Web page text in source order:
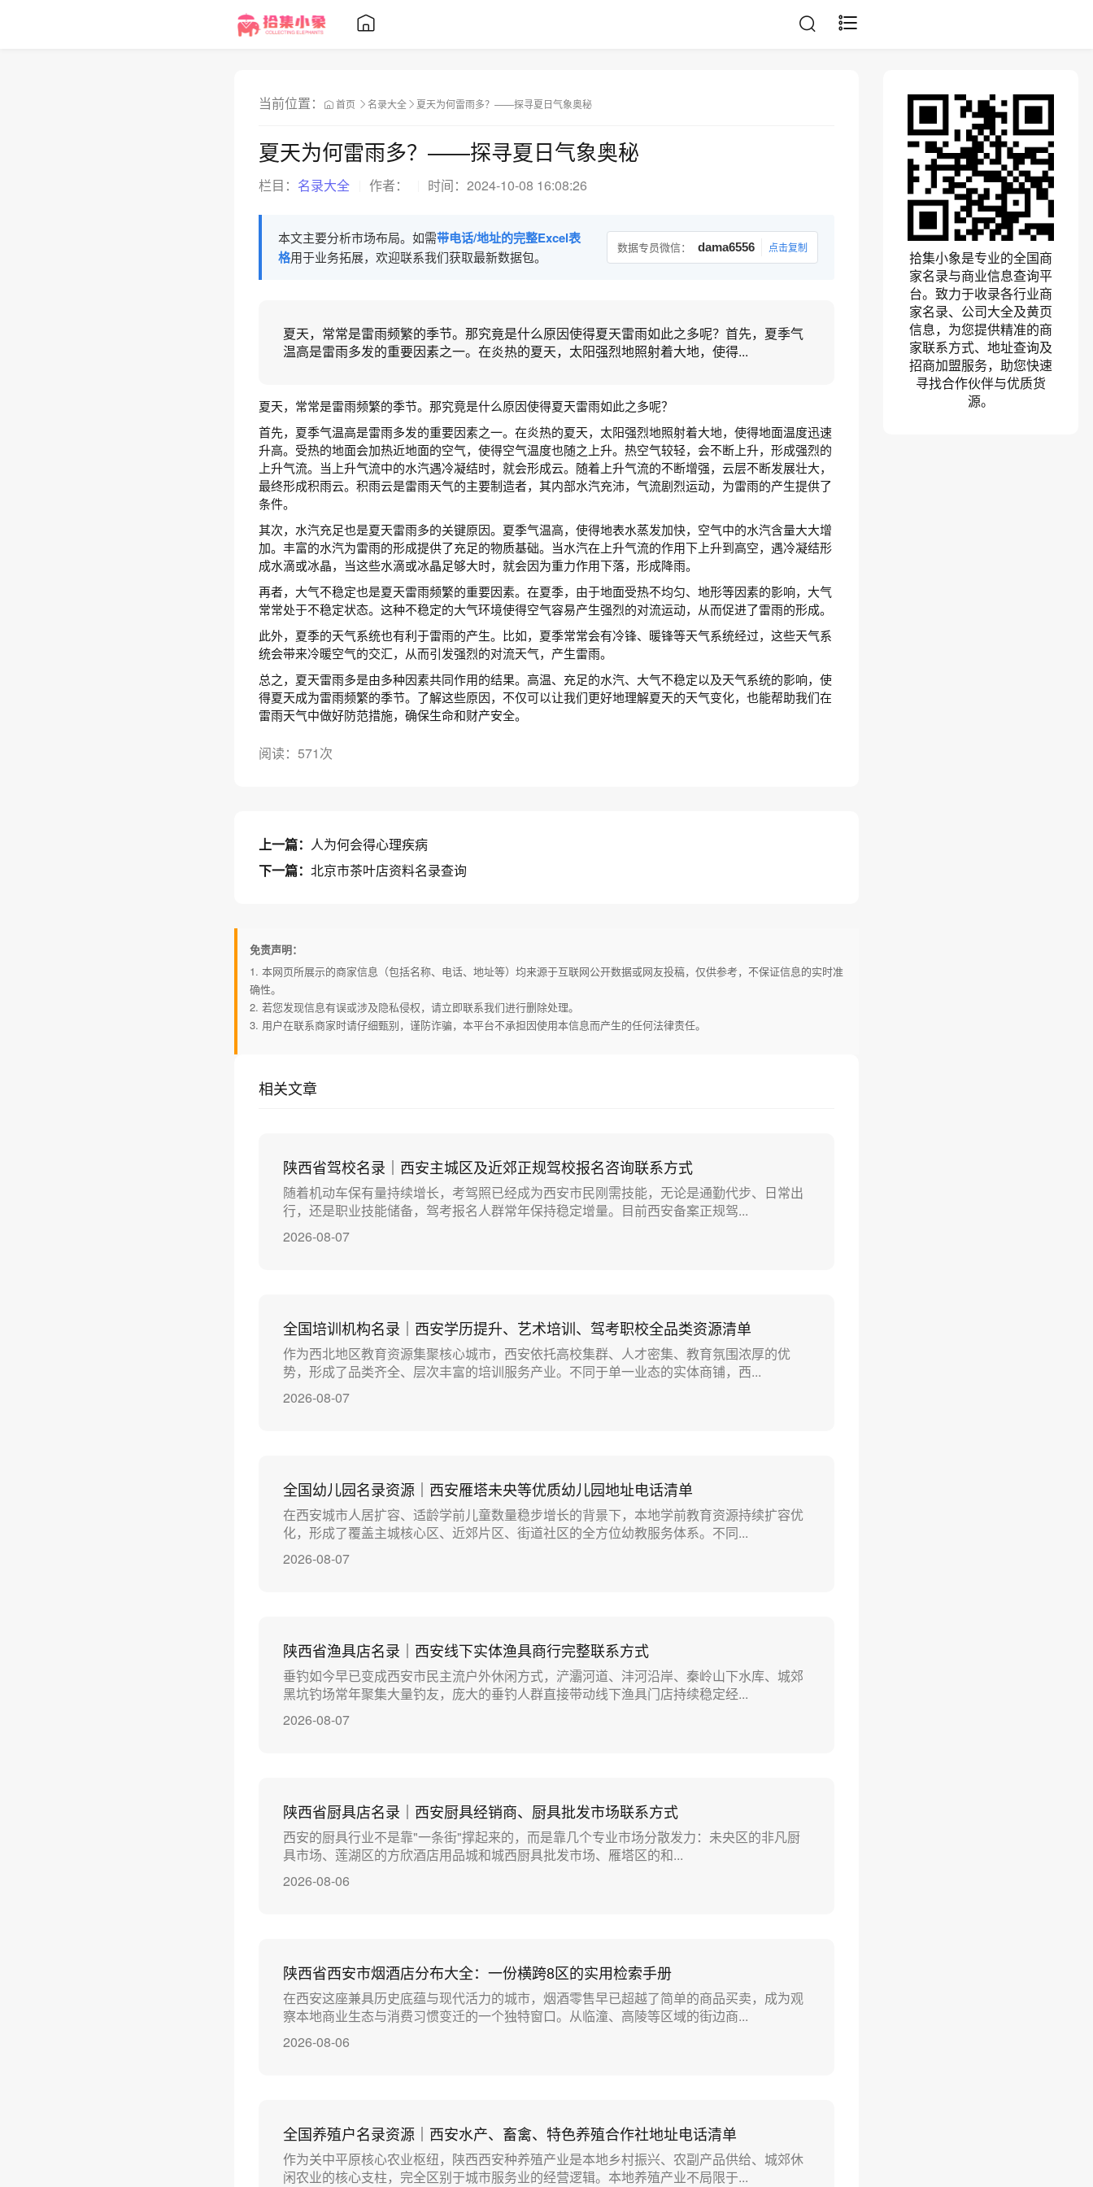
当前位置： 首页 名录大全 夏天为何雷雨多？——探寻夏日气象奥秘
夏天为何雷雨多？——探寻夏日气象奥秘
栏目： 名录大全 作者： 时间： 2024-10-08 16:08:26
本文主要分析市场布局。如需带电话/地址的完整Excel表
格用于业务拓展，欢迎联系我们获取最新数据包。
数据专员微信： dama6556 点击复制
夏天，常常是雷雨频繁的季节。那究竟是什么原因使得夏天雷雨如此之多呢？首先，夏季气
温高是雷雨多发的重要因素之一。在炎热的夏天，太阳强烈地照射着大地，使得...
夏天，常常是雷雨频繁的季节。那究竟是什么原因使得夏天雷雨如此之多呢？
首先，夏季气温高是雷雨多发的重要因素之一。在炎热的夏天，太阳强烈地照射着大地，使得地面温度迅速
升高。受热的地面会加热近地面的空气，使得空气温度也随之上升。热空气较轻，会不断上升，形成强烈的
上升气流。当上升气流中的水汽遇冷凝结时，就会形成云。随着上升气流的不断增强，云层不断发展壮大，
最终形成积雨云。积雨云是雷雨天气的主要制造者，其内部水汽充沛，气流剧烈运动，为雷雨的产生提供了
条件。
其次，水汽充足也是夏天雷雨多的关键原因。夏季气温高，使得地表水蒸发加快，空气中的水汽含量大大增
加。丰富的水汽为雷雨的形成提供了充足的物质基础。当水汽在上升气流的作用下上升到高空，遇冷凝结形
成水滴或冰晶，当这些水滴或冰晶足够大时，就会因为重力作用下落，形成降雨。
再者，大气不稳定也是夏天雷雨频繁的重要因素。在夏季，由于地面受热不均匀、地形等因素的影响，大气
常常处于不稳定状态。这种不稳定的大气环境使得空气容易产生强烈的对流运动，从而促进了雷雨的形成。
此外，夏季的天气系统也有利于雷雨的产生。比如，夏季常常会有冷锋、暖锋等天气系统经过，这些天气系
统会带来冷暖空气的交汇，从而引发强烈的对流天气，产生雷雨。
总之，夏天雷雨多是由多种因素共同作用的结果。高温、充足的水汽、大气不稳定以及天气系统的影响，使
得夏天成为雷雨频繁的季节。了解这些原因，不仅可以让我们更好地理解夏天的天气变化，也能帮助我们在
雷雨天气中做好防范措施，确保生命和财产安全。
阅读：571次
上一篇： 人为何会得心理疾病
下一篇： 北京市茶叶店资料名录查询
免责声明：
1. 本网页所展示的商家信息（包括名称、电话、地址等）均来源于互联网公开数据或网友投稿，仅供参考，不保证信息的实时准
确性。
2. 若您发现信息有误或涉及隐私侵权，请立即联系我们进行删除处理。
3. 用户在联系商家时请仔细甄别，谨防诈骗，本平台不承担因使用本信息而产生的任何法律责任。
相关文章
陕西省驾校名录｜西安主城区及近郊正规驾校报名咨询联系方式
随着机动车保有量持续增长，考驾照已经成为西安市民刚需技能，无论是通勤代步、日常出
行，还是职业技能储备，驾考报名人群常年保持稳定增量。目前西安备案正规驾...
2026-08-07
全国培训机构名录｜西安学历提升、艺术培训、驾考职校全品类资源清单
作为西北地区教育资源集聚核心城市，西安依托高校集群、人才密集、教育氛围浓厚的优
势，形成了品类齐全、层次丰富的培训服务产业。不同于单一业态的实体商铺，西...
2026-08-07
全国幼儿园名录资源｜西安雁塔未央等优质幼儿园地址电话清单
在西安城市人居扩容、适龄学前儿童数量稳步增长的背景下，本地学前教育资源持续扩容优
化，形成了覆盖主城核心区、近郊片区、街道社区的全方位幼教服务体系。不同...
2026-08-07
陕西省渔具店名录｜西安线下实体渔具商行完整联系方式
垂钓如今早已变成西安市民主流户外休闲方式，浐灞河道、沣河沿岸、秦岭山下水库、城郊
黑坑钓场常年聚集大量钓友，庞大的垂钓人群直接带动线下渔具门店持续稳定经...
2026-08-07
陕西省厨具店名录｜西安厨具经销商、厨具批发市场联系方式
西安的厨具行业不是靠"一条街"撑起来的，而是靠几个专业市场分散发力：未央区的非凡厨
具市场、莲湖区的方欣酒店用品城和城西厨具批发市场、雁塔区的和...
2026-08-06
陕西省西安市烟酒店分布大全：一份横跨8区的实用检索手册
在西安这座兼具历史底蕴与现代活力的城市，烟酒零售早已超越了简单的商品买卖，成为观
察本地商业生态与消费习惯变迁的一个独特窗口。从临潼、高陵等区域的街边商...
2026-08-06
全国养殖户名录资源｜西安水产、畜禽、特色养殖合作社地址电话清单
作为关中平原核心农业枢纽，陕西西安种养殖产业是本地乡村振兴、农副产品供给、城郊休
闲农业的核心支柱，完全区别于城市服务业的经营逻辑。本地养殖产业不局限于...
拾集小象是专业的全国商
家名录与商业信息查询平
台。致力于收录各行业商
家名录、公司大全及黄页
信息，为您提供精准的商
家联系方式、地址查询及
招商加盟服务，助您快速
寻找合作伙伴与优质货
源。